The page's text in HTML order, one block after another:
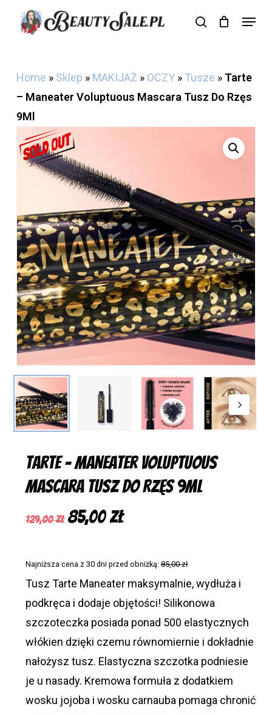
search
Menu
Cart Close
Home » Sklep » MAKIJAŻ » OCZY» Tusze » Tarte
– Maneater Voluptuous Mascara Tusz Do Rzęs
9Ml
Tarte – Maneater Voluptuous
Mascara Tusz Do Rzęs 9Ml
129,00zł Pierwotna
129,00 zł.
85,00złAktualna
85,00 zł.
Najniższa cena z 30 dni przed obniżką:85,00 zł
Tusz Tarte Maneater maksymalnie, wydłuża i
podkręca i dodaje objętości! Silikonowa
szczoteczka posiada ponad 500 elastycznych
włókien dzięki czemu równomiernie i dokładnie
nałożysz tusz. Elastyczna szczotka podniesie
je u nasady. Kremowa formuła z dodatkiem
wosku jojoba i wosku carnauba pomaga chronić